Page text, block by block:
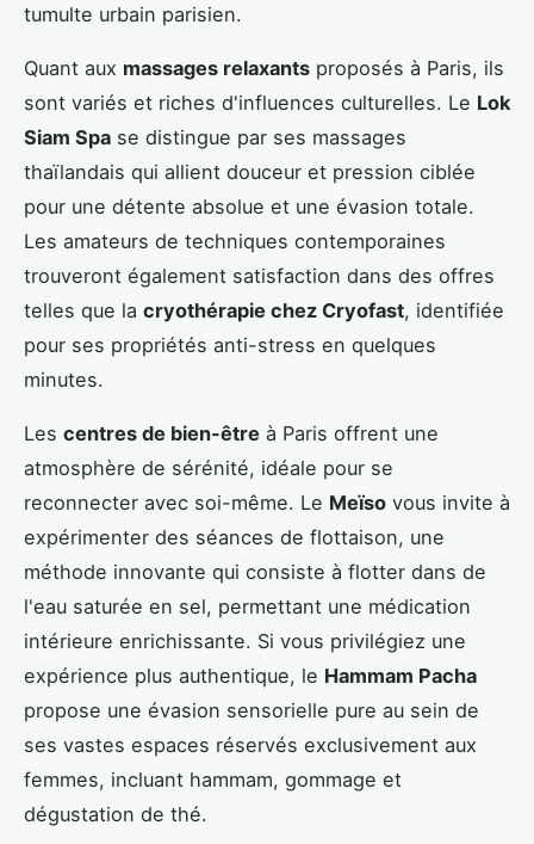
tumulte urbain parisien.
Quant aux massages relaxants proposés à Paris, ils
sont variés et riches d'influences culturelles. Le Lok
Siam Spa se distingue par ses massages
thaïlandais qui allient douceur et pression ciblée
pour une détente absolue et une évasion totale.
Les amateurs de techniques contemporaines
trouveront également satisfaction dans des offres
telles que la cryothérapie chez Cryofast, identifiée
pour ses propriétés anti-stress en quelques
minutes.
Les centres de bien-être à Paris offrent une
atmosphère de sérénité, idéale pour se
reconnecter avec soi-même. Le Meïso vous invite à
expérimenter des séances de flottaison, une
méthode innovante qui consiste à flotter dans de
l'eau saturée en sel, permettant une médication
intérieure enrichissante. Si vous privilégiez une
expérience plus authentique, le Hammam Pacha
propose une évasion sensorielle pure au sein de
ses vastes espaces réservés exclusivement aux
femmes, incluant hammam, gommage et
dégustation de thé.